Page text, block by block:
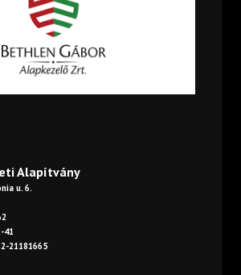
Alapítvány
u. 6.
41
21181665